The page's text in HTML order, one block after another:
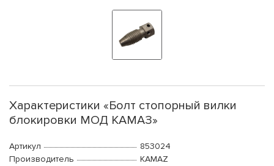
Характеристики «Болт стопорный вилки
блокировки МОД КАМАЗ»
Артикул
853024
Производитель
KAMAZ